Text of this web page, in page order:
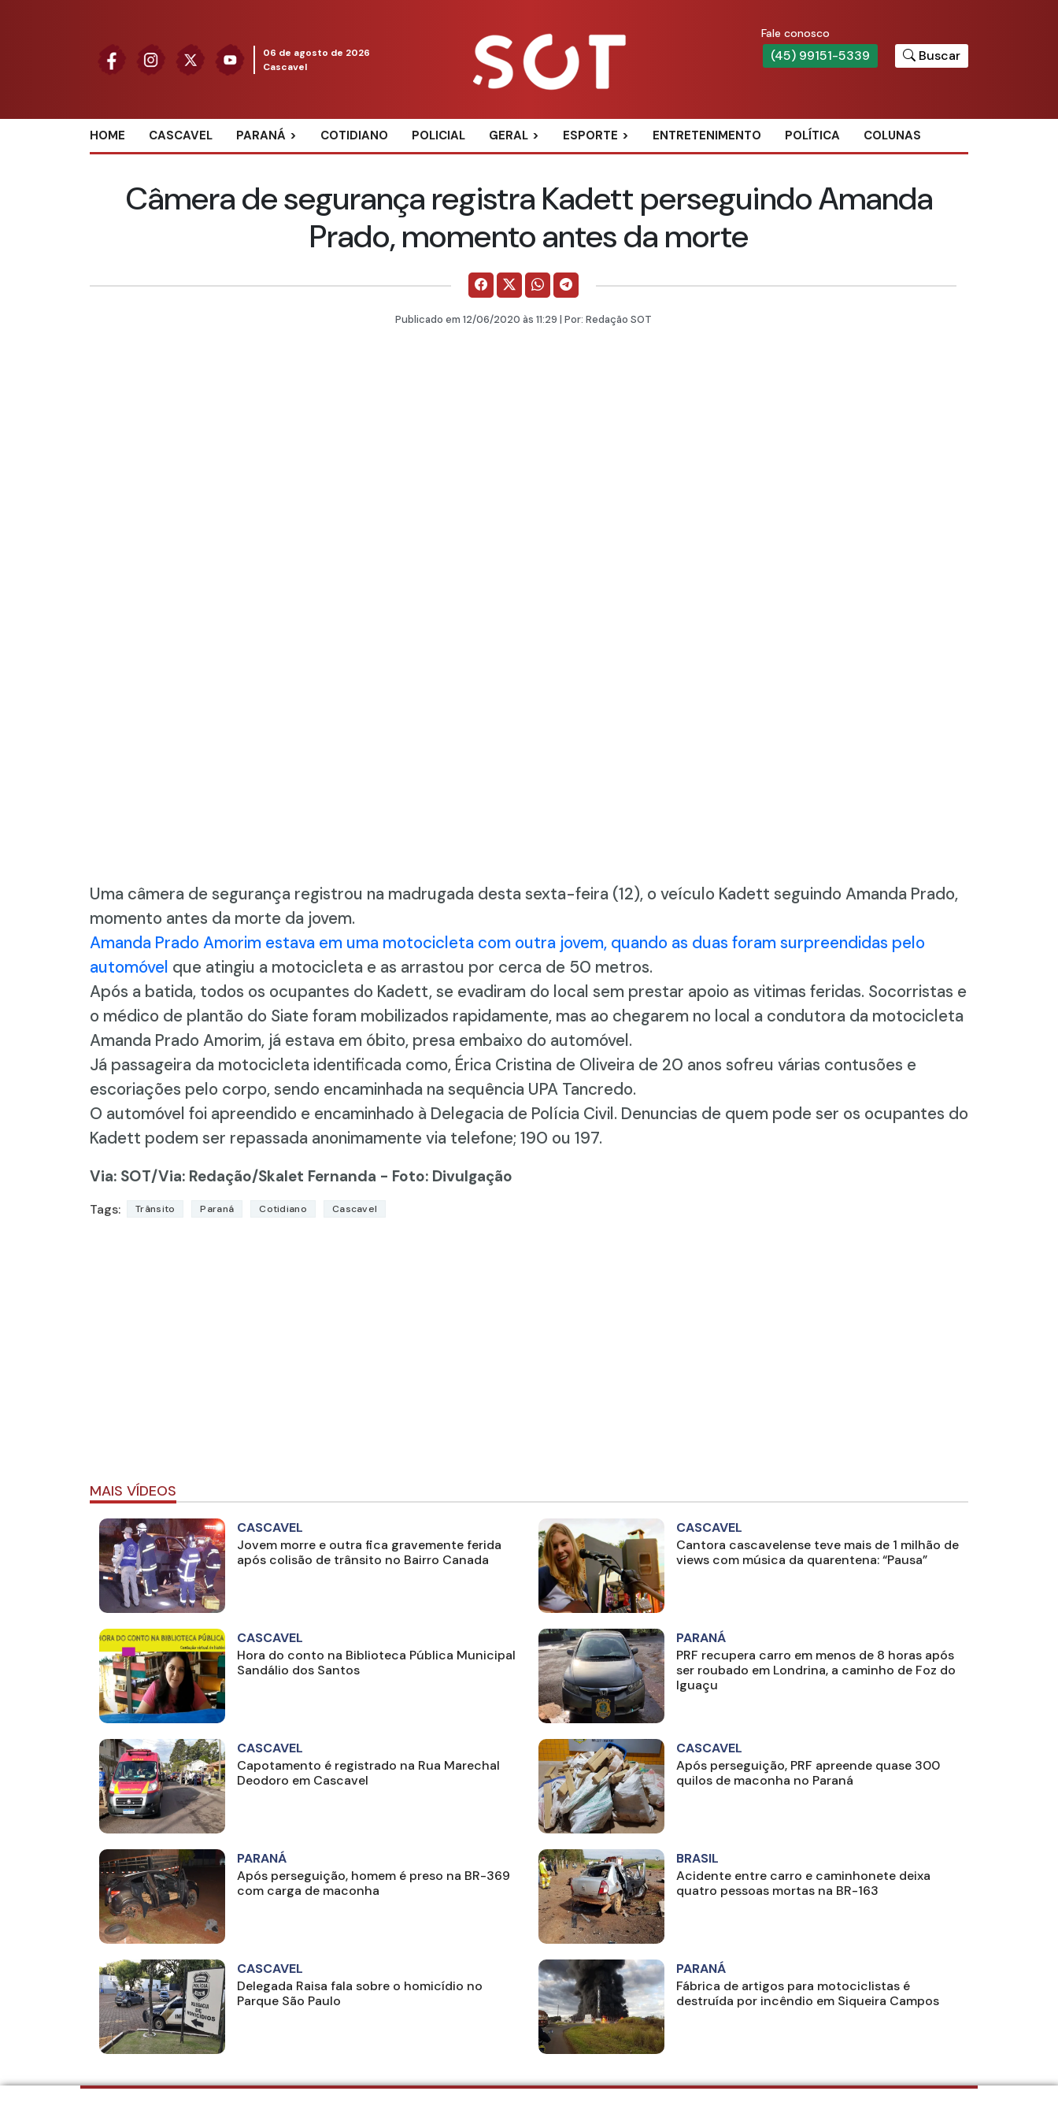
06 de agosto de 2026
Cascavel
Fale conosco
(45) 99151-5339 Buscar
HOME CASCAVEL PARANÁ COTIDIANO POLICIAL GERAL ESPORTE ENTRETENIMENTO POLÍTICA COLUNAS
Câmera de segurança registra Kadett perseguindo Amanda
Prado, momento antes da morte
Publicado em 12/06/2020 às 11:29 | Por: Redação SOT
Uma câmera de segurança registrou na madrugada desta sexta-feira (12), o veículo Kadett seguindo Amanda Prado,
momento antes da morte da jovem.
Amanda Prado Amorim estava em uma motocicleta com outra jovem, quando as duas foram surpreendidas pelo
automóvel que atingiu a motocicleta e as arrastou por cerca de 50 metros.
Após a batida, todos os ocupantes do Kadett, se evadiram do local sem prestar apoio as vitimas feridas. Socorristas e
o médico de plantão do Siate foram mobilizados rapidamente, mas ao chegarem no local a condutora da motocicleta
Amanda Prado Amorim, já estava em óbito, presa embaixo do automóvel.
Já passageira da motocicleta identificada como, Érica Cristina de Oliveira de 20 anos sofreu várias contusões e
escoriações pelo corpo, sendo encaminhada na sequência UPA Tancredo.
O automóvel foi apreendido e encaminhado à Delegacia de Polícia Civil. Denuncias de quem pode ser os ocupantes do
Kadett podem ser repassada anonimamente via telefone; 190 ou 197.
Via: SOT/Via: Redação/Skalet Fernanda - Foto: Divulgação
Tags: Trânsito Paraná Cotidiano Cascavel
MAIS VÍDEOS
CASCAVEL
Jovem morre e outra fica gravemente ferida
após colisão de trânsito no Bairro Canada
CASCAVEL
Cantora cascavelense teve mais de 1 milhão de
views com música da quarentena: “Pausa”
CASCAVEL
Hora do conto na Biblioteca Pública Municipal
Sandálio dos Santos
PARANÁ
PRF recupera carro em menos de 8 horas após
ser roubado em Londrina, a caminho de Foz do
Iguaçu
CASCAVEL
Capotamento é registrado na Rua Marechal
Deodoro em Cascavel
CASCAVEL
Após perseguição, PRF apreende quase 300
quilos de maconha no Paraná
PARANÁ
Após perseguição, homem é preso na BR-369
com carga de maconha
BRASIL
Acidente entre carro e caminhonete deixa
quatro pessoas mortas na BR-163
CASCAVEL
Delegada Raisa fala sobre o homicídio no
Parque São Paulo
PARANÁ
Fábrica de artigos para motociclistas é
destruída por incêndio em Siqueira Campos